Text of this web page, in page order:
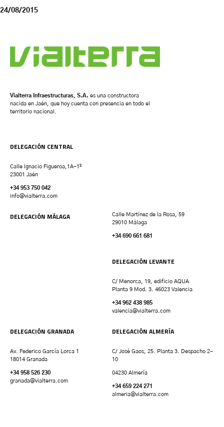
24/08/2015
Vialterra Infraestructuras, S.A. es una constructora
nacida en Jaén, que hoy cuenta con presencia en todo el
territorio nacional.
DELEGACIÓN CENTRAL
Calle Ignacio Figueroa,1A-1º
23001 Jaén
+34 953 750 042
info@vialterra.com
DELEGACIÓN MÁLAGA
Calle Martínez de la Rosa, 59
29010 Málaga
+34 690 661 681
DELEGACIÓN LEVANTE
C/ Menorca, 19, edificio AQUA
Planta 9 Mod. 3. 46023 Valencia
+34 962 438 985
valencia@vialterra.com
DELEGACIÓN GRANADA
Av. Federico García Lorca 1
18014 Granada
+34 958 526 230
granada@vialterra.com
DELEGACIÓN ALMERÍA
C/ José Gaos, 25. Planta 3. Despacho 2-
10
04230 Almería
+34 659 224 271
almeria@vialterra.com